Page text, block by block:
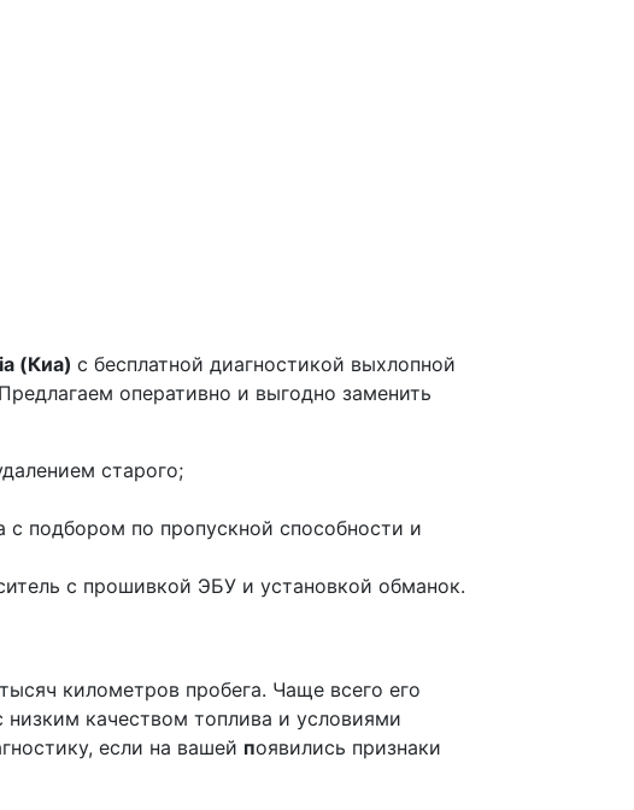
(Киа) с бесплатной диагностикой выхлопной
оперативно и выгодно заменить
старого;
с подбором по пропускной способности и
с прошивкой ЭБУ и установкой обманок.
километров пробега. Чаще всего его
качеством топлива и условиями
если на вашей появились признаки